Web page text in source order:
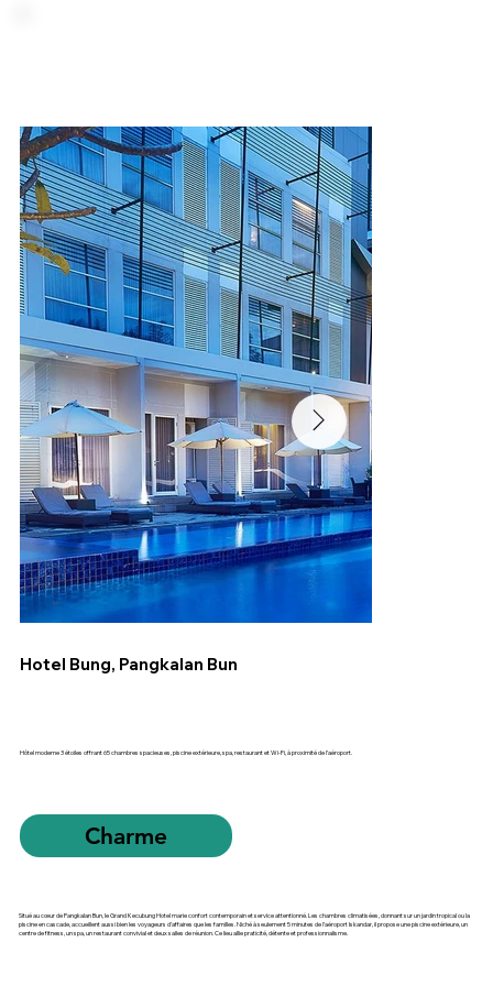
Hotel Bung, Pangkalan Bun
Hôtel moderne 3 étoiles offrant 65 chambres spacieuses, piscine extérieure, spa, restaurant et Wi‑Fi, à proximité de l’aéroport.
Charme
Situé au cœur de Pangkalan Bun, le Grand Kecubung Hotel marie confort contemporain et service attentionné. Les chambres climatisées, donnant sur un jardin tropical ou la
piscine en cascade, accueillent aussi bien les voyageurs d’affaires que les familles. Niché à seulement 5 minutes de l’aéroport Iskandar, il propose une piscine extérieure, un
centre de fitness, un spa, un restaurant convivial et deux salles de réunion. Ce lieu allie praticité, détente et professionnalisme.